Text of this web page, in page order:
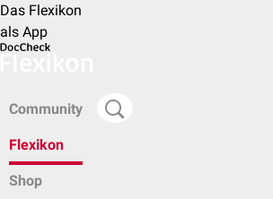
Das Flexikon
als App
Community
Flexikon
Shop